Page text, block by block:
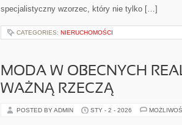
specjalistyczny wzorzec, który nie tylko […]
CATEGORIES: NIERUCHOMOŚCI
MODA W OBECNYCH
WAŻNĄ RZECZĄ
POSTED BY ADMIN STY - 2 - 2026